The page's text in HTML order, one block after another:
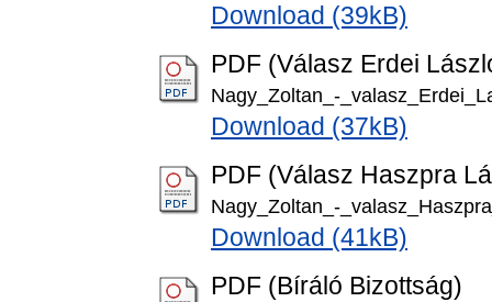
Download (39kB)
PDF (Válasz Erdei
Nagy_Zoltan_-
Download (37kB)
PDF (Válasz Haszpra
Nagy_Zoltan_-
Download (41kB)
PDF (Bíráló Bizottság)